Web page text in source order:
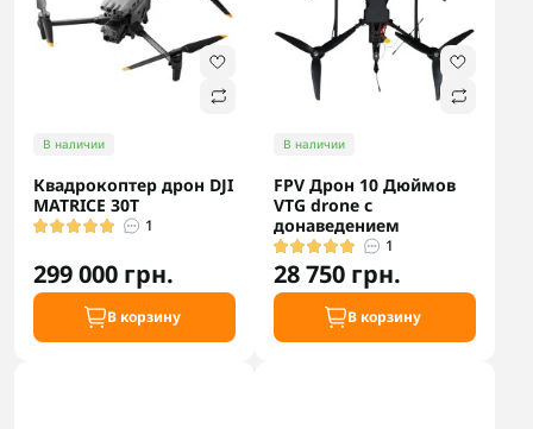
В наличии
Квадрокоптер дрон DJI
MATRICE 30T
1
299 000 грн.
В корзину
В наличии
FPV Дрон 10 Дюймов
VTG drone с
донаведением
1
28 750 грн.
В корзину